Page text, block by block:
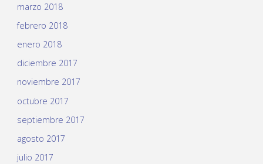
marzo 2018
febrero 2018
enero 2018
diciembre 2017
noviembre 2017
octubre 2017
septiembre 2017
agosto 2017
julio 2017